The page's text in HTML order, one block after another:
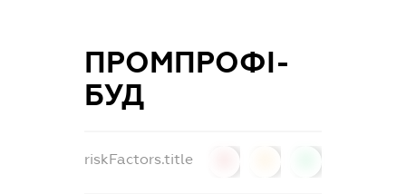
ПРОМПРОФІ-
БУД
riskFactors.title